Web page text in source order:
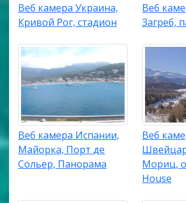
Веб камера Украина,
Кривой Рог, стадион
Веб
Загреб,
Веб камера Испании,
Майорка, Порт де
Сольер, Панорама
Веб
Мориц,
House